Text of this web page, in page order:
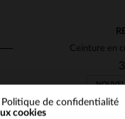
Politique de confidentialité
cookies